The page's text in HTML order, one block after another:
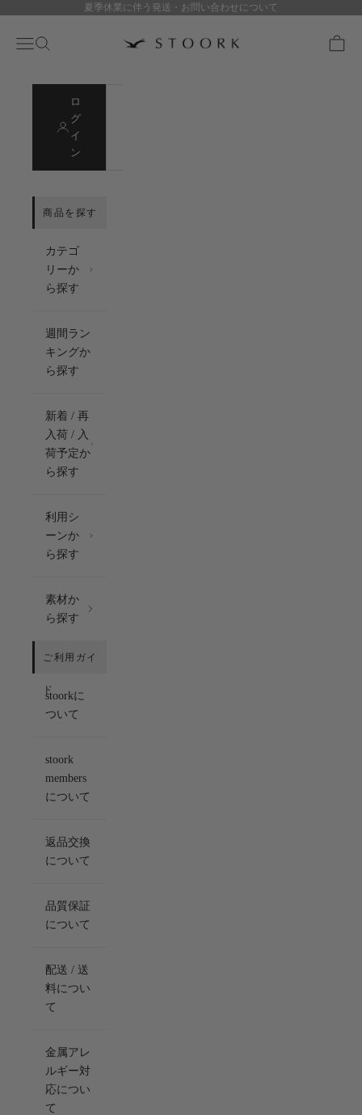
コンテンツへスキップ夏季休業に伴う発送・お問い合わせについて
stoork
メニュー
検索 カート
ロ
グ
イ
ン
カテゴ
リーか
ら探す
週間ラン
キングか
ら探す
新着 / 再
入荷 / 入
荷予定か
ら探す
利用シ
ーンか
ら探す
素材か
ら探す
stoorkに
ついて
stoork
members
について
返品交換
について
品質保証
について
配送 / 送
料につい
て
金属アレ
ルギー対
応につい
て